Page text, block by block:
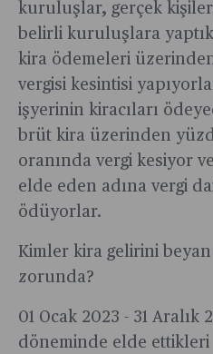
kuruluşlar, gerçek
belirli kuruluşlara
kira ödemeleri
vergisi kesintisi
işyerinin kiracıları
brüt kira üzerinden
oranında vergi kesiyor
elde eden adına vergi
ödüyorlar.
Kimler kira gelirini
zorunda?
01 Ocak 2023 - 31 Aralık
döneminde elde ettikleri